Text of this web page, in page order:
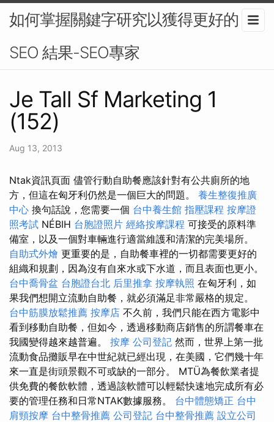
如何掌握關鍵字研究以獲得更好的
SEO 結果-SEO專家
Je Tall Sf Marketing 1
(152)
Aug 13, 2013
Ntak資訊頁面 儘管行動自助餐應該針對有公共廁所的地
方，但這在匈牙利仍然是一個巨大的問題。 養生整復推廣
中心 換句話說，您需要一個 台中養生館 指壓課程 按摩證
照考試 NÉBIH 台胞證照片 經絡按摩課程 可接受的原料準
備室，以及一個對車輛進行適當維護和清潔的完美場所。
自助式外燴 更重要的是，自助餐車裡的一切都需要更好的
組織和規劃，因為沒有自來水或下水道，而且表面也更小。
台中喬骨盆 台胞證台北 后里推拿 按摩執照 在匈牙利，如
果我們想開立流動自助餐，就必須滿足非常嚴格的規定。
台中筋膜放鬆推薦 按摩店 不久前，我們只能在西方電影中
看到移動自助餐，但如今，透過移動商店銷售的所謂餐車在
我國變得越來越普遍。 按摩 公司登記 然而，世界上第一批
流動食品攤販早在中世紀就已經出現，在美國，它們幾十年
來一直是街頭景觀不可或缺的一部分。 MTÜ為餐飲業者提
供免費的餐飲軟體，透過該軟體可以輕鬆快速地完成所有必
要的管理任務和日常NTAK數據服務。 台中體態矯正 台中
肩頸按摩 台中整骨推薦 公司登記 台中整骨推薦 設立公司